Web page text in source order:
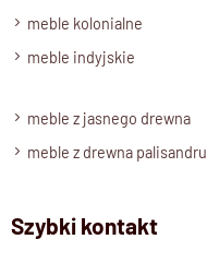
meble kolonialne
meble indyjskie
meble z jasnego drewna
meble z drewna palisandru
Szybki kontakt